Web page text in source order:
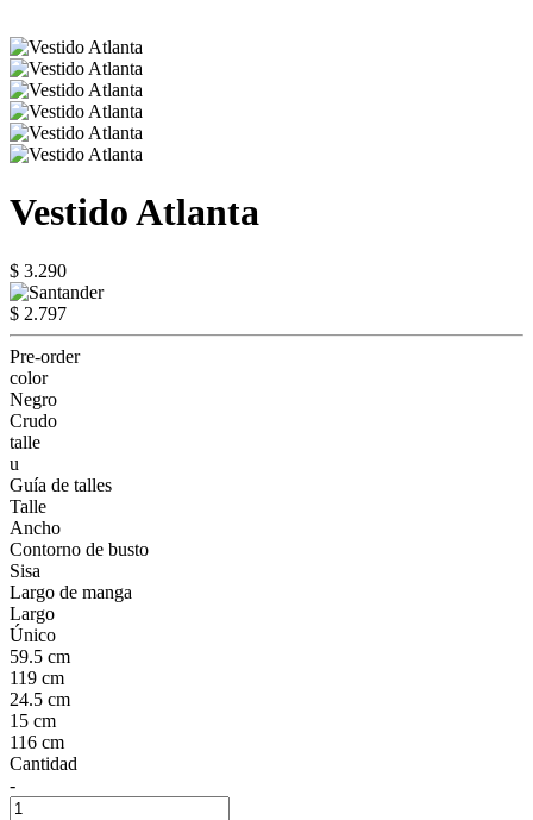
Vestido Atlanta
$ 3.290
$ 2.797
Pre-order
color
Negro
Crudo
talle
u
Guía de talles
Talle
Ancho
Contorno de busto
Sisa
Largo de manga
Largo
Único
59.5 cm
119 cm
24.5 cm
15 cm
116 cm
Cantidad
-